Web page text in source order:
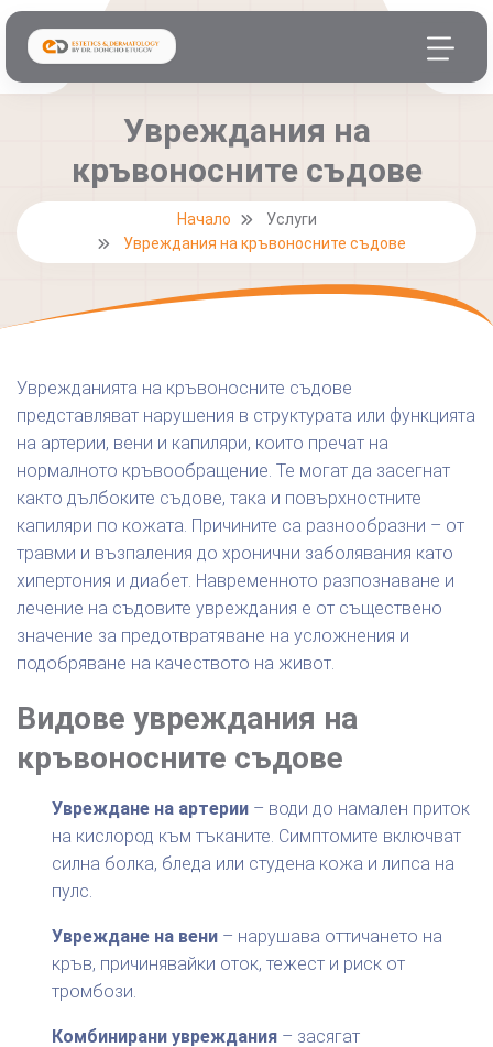
Увреждания на
кръвоносните съдове
Начало
Услуги
Увреждания на кръвоносните съдове
Уврежданията на кръвоносните съдове
представляват нарушения в структурата или функцията
на артерии, вени и капиляри, които пречат на
нормалното кръвообращение. Те могат да засегнат
както дълбоките съдове, така и повърхностните
капиляри по кожата. Причините са разнообразни – от
травми и възпаления до хронични заболявания като
хипертония и диабет. Навременното разпознаване и
лечение на съдовите увреждания е от съществено
значение за предотвратяване на усложнения и
подобряване на качеството на живот.
Видове увреждания на
кръвоносните съдове
Увреждане на артерии – води до намален приток
на кислород към тъканите. Симптомите включват
силна болка, бледа или студена кожа и липса на
пулс.
Увреждане на вени – нарушава оттичането на
кръв, причинявайки оток, тежест и риск от
тромбози.
Комбинирани увреждания – засягат